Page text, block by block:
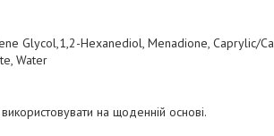
Glycol,1,2-Hexanediol, Menadione, Caprylic/
Water
на щоденній основі.